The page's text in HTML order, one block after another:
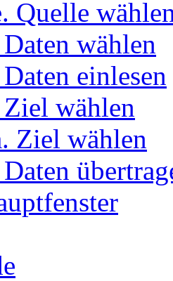
Quelle
wählen
einlesen
wählen
Ziel wählen